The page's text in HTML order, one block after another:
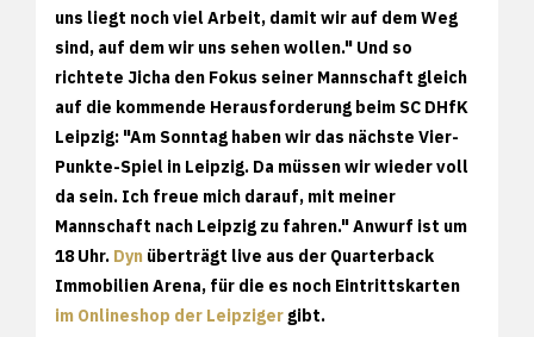
uns liegt noch viel Arbeit, damit wir auf dem Weg
sind, auf dem wir uns sehen wollen." Und so
richtete Jicha den Fokus seiner Mannschaft gleich
auf die kommende Herausforderung beim SC DHfK
Leipzig: "Am Sonntag haben wir das nächste Vier-
Punkte-Spiel in Leipzig. Da müssen wir wieder voll
da sein. Ich freue mich darauf, mit meiner
Mannschaft nach Leipzig zu fahren." Anwurf ist um
18 Uhr. Dyn überträgt live aus der Quarterback
Immobilien Arena, für die es noch Eintrittskarten
im Onlineshop der Leipziger gibt.